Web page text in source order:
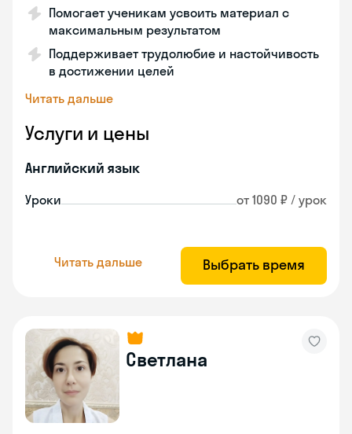
Помогает ученикам усвоить материал с
максимальным результатом
Поддерживает трудолюбие и настойчивость
в достижении целей
Читать дальше
Услуги и цены
Английский язык
Уроки от 1090 ₽ / урок
Читать дальше Выбрать время
Светлана